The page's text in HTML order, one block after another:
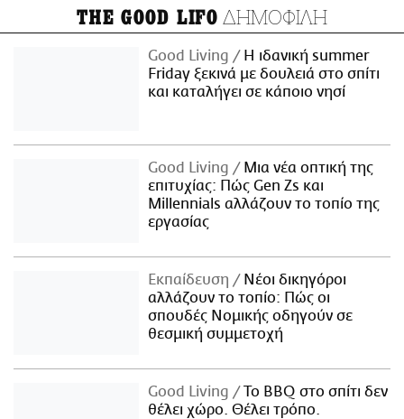
THE GOOD LIFO ΔΗΜΟΦΙΛΗ
Good Living
Η ιδανική summer
Friday ξεκινά με δουλειά στο σπίτι
και καταλήγει σε κάποιο νησί
Good Living
Μια νέα οπτική της
επιτυχίας: Πώς Gen Zs και
Millennials αλλάζουν το τοπίο της
εργασίας
Εκπαίδευση
Νέοι δικηγόροι
αλλάζουν το τοπίο: Πώς οι
σπουδές Νομικής οδηγούν σε
θεσμική συμμετοχή
Good Living
Το BBQ στο σπίτι δεν
θέλει χώρο. Θέλει τρόπο.